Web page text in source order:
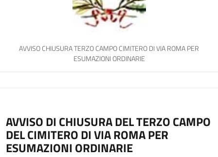
AVVISO CHIUSURA TERZO CAMPO CIMITERO DI VIA ROMA PER
ESUMAZIONI ORDINARIE
AVVISO DI CHIUSURA DEL TERZO CAMPO
DEL CIMITERO DI VIA ROMA PER
ESUMAZIONI ORDINARIE